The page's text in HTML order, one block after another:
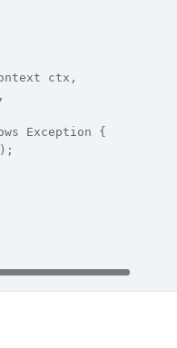
ctx,
Exception {